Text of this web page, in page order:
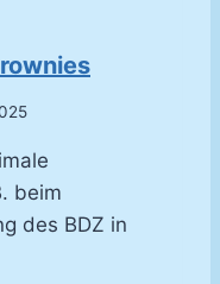
beim
des BDZ in